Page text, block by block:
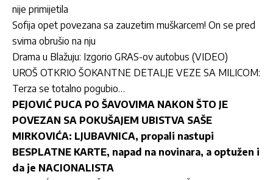
nije primijetila
Sofija opet povezana sa zauzetim muškarcem! On se pred
svima obrušio na nju
Drama u Blažuju: Izgorio GRAS-ov autobus (VIDEO)
UROŠ OTKRIO ŠOKANTNE DETALJE VEZE SA MILICOM:
Terza se totalno pogubio…
PEJOVIĆ PUCA PO ŠAVOVIMA NAKON ŠTO JE
POVEZAN SA POKUŠAJEM UBISTVA SAŠE
MIRKOVIĆA: LJUBAVNICA, propali nastupi
BESPLATNE KARTE, napad na novinara, a optužen i
da je NACIONALISTA